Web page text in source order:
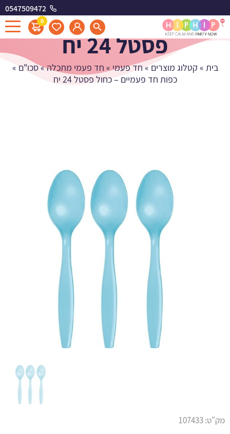
0547509472
0
כפות חד פעמיים - כחול
פסטל 24 יח
בית » קטלוג מוצרים » חד פעמי» חד פעמי מתכלה»סכו"ם »
כפות חד פעמיים – כחול פסטל 24 יח
מק"ט:107433